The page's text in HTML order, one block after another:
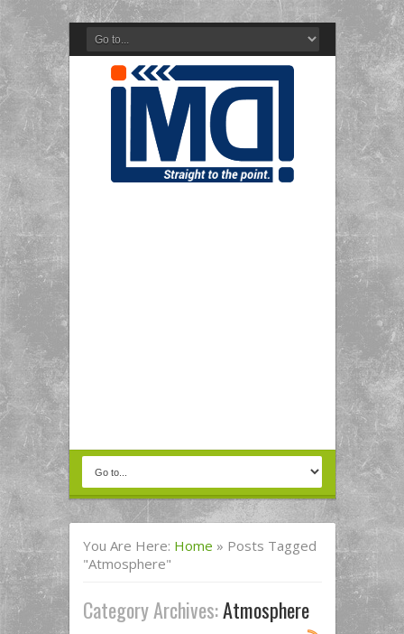
You Are Here: Home » Posts Tagged
"atmosphere"
Category Archives:Atmosphere